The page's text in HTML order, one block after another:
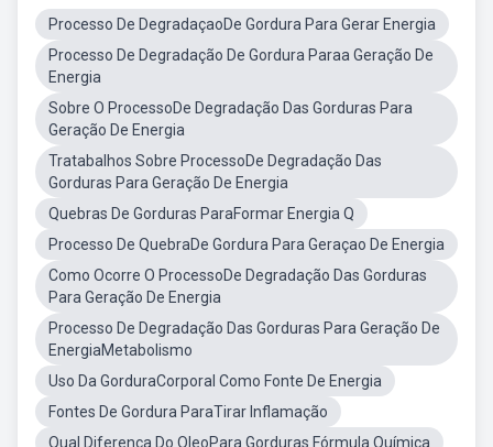
Processo De DegradaçaoDe Gordura Para Gerar Energia
Processo De Degradação De Gordura Paraa Geração De
Energia
Sobre O ProcessoDe Degradação Das Gorduras Para
Geração De Energia
Tratabalhos Sobre ProcessoDe Degradação Das
Gorduras Para Geração De Energia
Quebras De Gorduras ParaFormar Energia Q
Processo De QuebraDe Gordura Para Geraçao De Energia
Como Ocorre O ProcessoDe Degradação Das Gorduras
Para Geração De Energia
Processo De Degradação Das Gorduras Para Geração De
EnergiaMetabolismo
Uso Da GorduraCorporal Como Fonte De Energia
Fontes De Gordura ParaTirar Inflamação
Qual Diferença Do OleoPara Gorduras Fórmula Química